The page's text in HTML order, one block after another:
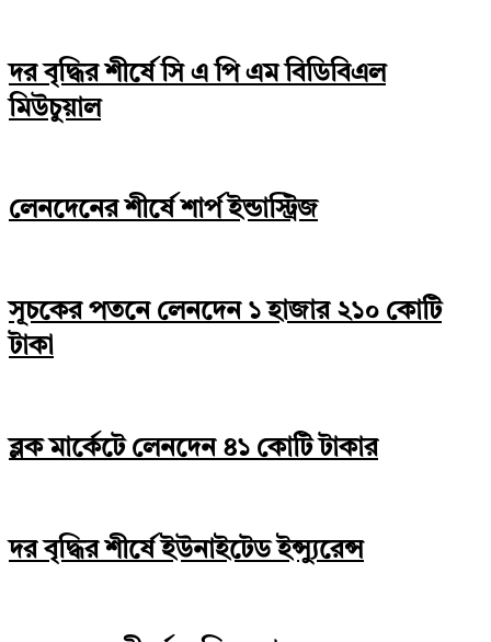
দর বৃদ্ধির শীর্ষে সি এ পি এম বিডিবিএল
মিউচুয়াল
লেনদেনের শীর্ষে শার্প ইন্ডাস্ট্রিজ
সূচকের পতনে লেনদেন ১ হাজার ২১০ কোটি
টাকা
ব্লক মার্কেটে লেনদেন ৪১ কোটি টাকার
দর বৃদ্ধির শীর্ষে ইউনাইটেড ইন্স্যুরেন্স